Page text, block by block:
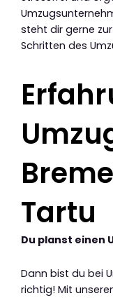
steht dir gerne
Schritten des
Tartu
Du planst einen
Dann bist du bei
richtig! Mit